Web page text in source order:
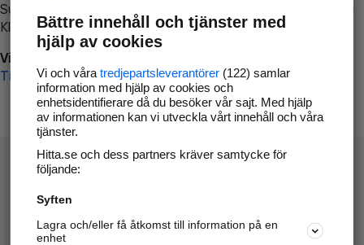
Surfa till
Klicka påTillbaka-knappen i webbläsaren och försök igen
Vi beklagar besväret!
Till startsidan
Hitta.se - Gratis nummerupplysning.
Sök företag, personer och platser.
Bättre innehåll och tjänster med
hjälp av cookies
Vi och våra tredjepartsleverantörer(122) samlar
information med hjälp av cookies och
enhetsidentifierare då du besöker vår sajt. Med hjälp
av informationen kan vi utveckla vårt innehåll och våra
tjänster.
Hitta.se och dess partners kräver samtycke för
följande:
Syften
Lagra och/eller få åtkomst till information på en
enhet